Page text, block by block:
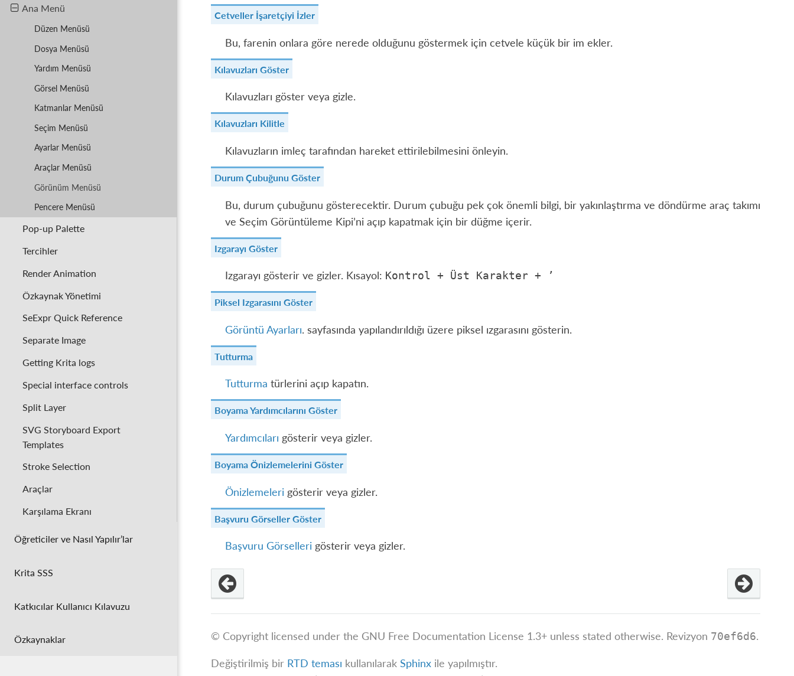
Ana Menü
Düzen Menüsü
Dosya Menüsü
Yardım Menüsü
Görsel Menüsü
Katmanlar Menüsü
Seçim Menüsü
Ayarlar Menüsü
Araçlar Menüsü
Görünüm Menüsü
Pencere Menüsü
Pop-up Palette
Tercihler
Render Animation
Özkaynak Yönetimi
SeExpr Quick Reference
Separate Image
Getting Krita logs
Special interface controls
Split Layer
SVG Storyboard Export
Templates
Stroke Selection
Araçlar
Karşılama Ekranı
Öğreticiler ve Nasıl Yapılır’lar
Krita SSS
Katkıcılar Kullanıcı Kılavuzu
Özkaynaklar
Cetveller İşaretçiyi İzler
Bu, farenin onlara göre nerede olduğunu göstermek için cetvele küçük bir im ekler.
Kılavuzları Göster
Kılavuzları göster veya gizle.
Kılavuzları Kilitle
Kılavuzların imleç tarafından hareket ettirilebilmesini önleyin.
Durum Çubuğunu Göster
Bu, durum çubuğunu gösterecektir. Durum çubuğu pek çok önemli bilgi, bir yakınlaştırma ve döndürme araç takımı
ve Seçim Görüntüleme Kipi’ni açıp kapatmak için bir düğme içerir.
Izgarayı Göster
Izgarayı gösterir ve gizler. Kısayol: Kontrol + Üst Karakter + ’
Piksel Izgarasını Göster
Görüntü Ayarları. sayfasında yapılandırıldığı üzere piksel ızgarasını gösterin.
Tutturma
Tutturma türlerini açıp kapatın.
Boyama Yardımcılarını Göster
Yardımcıları gösterir veya gizler.
Boyama Önizlemelerini Göster
Önizlemelerigösterir veya gizler.
Başvuru Görseller Göster
Başvuru Görsellerigösterir veya gizler.
© Copyright licensed under the GNU Free Documentation License 1.3+ unless stated otherwise. Revizyon 70ef6d6.
Değiştirilmiş bir RTD teması kullanılarak Sphinxile yapılmıştır.